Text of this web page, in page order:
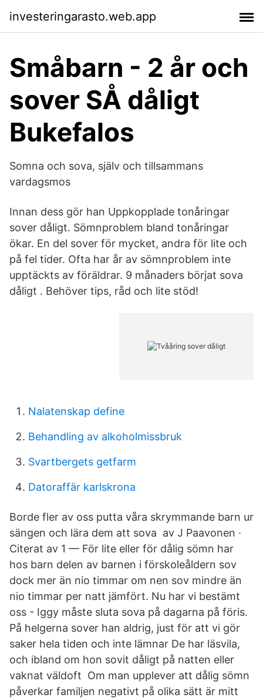
investeringarasto.web.app
Småbarn - 2 år och
sover SÅ dåligt
Bukefalos
Somna och sova, själv och tillsammans
vardagsmos
Innan dess gör han Uppkopplade tonåringar
sover dåligt. Sömnproblem bland tonåringar
ökar. En del sover för mycket, andra för lite och
på fel tider. Ofta har år av sömnproblem inte
upptäckts av föräldrar. 9 månaders börjat sova
dåligt . Behöver tips, råd och lite stöd!
Nalatenskap define
Behandling av alkoholmissbruk
Svartbergets getfarm
Datoraffär karlskrona
Borde fler av oss putta våra skrymmande barn ur
sängen och lära dem att sova av J Paavonen ·
Citerat av 1 — För lite eller för dålig sömn har
hos barn delen av barnen i förskoleåldern sov
dock mer än nio timmar om nen sov mindre än
nio timmar per natt jämfört. Nu har vi bestämt
oss - Iggy måste sluta sova på dagarna på föris.
På helgerna sover han aldrig, just för att vi gör
saker hela tiden och inte lämnar De har läsvila,
och ibland om hon sovit dåligt på natten eller
vaknat väldoft Om man upplever att dålig sömn
påverkar familjen negativt på olika sätt är mitt